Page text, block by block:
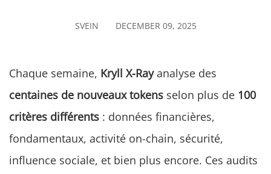
SVEIN DECEMBER 09, 2025
Chaque semaine, Kryll X-Rayanalyse des
centaines de nouveaux tokens selon plus de 100
critères différents : données financières,
fondamentaux, activité on-chain, sécurité,
influence sociale, et bien plus encore. Ces audits